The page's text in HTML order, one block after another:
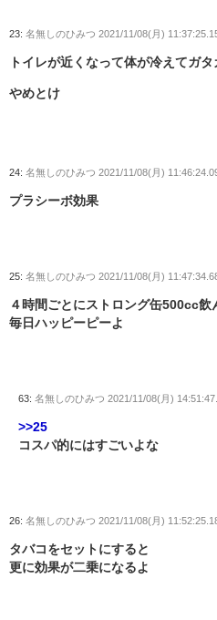
23: 名無しのひみつ 2021/11/08(月)
トイレが近くなって体が冷えてガ
やめとけ
24: 名無しのひみつ 2021/11/08(月)
プラシーボ効果
25: 名無しのひみつ 2021/11/08(月)
４時間ごとにストロング缶500cc飲
毎日ハッピーピーよ
63: 名無しのひみつ 2021/11/08(月)
>>25
コスパ的にはすごいよな
26: 名無しのひみつ 2021/11/08(月)
タバコをセットにすると
更に効果が二乗になるよ